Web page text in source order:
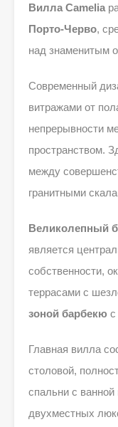
Вилла Camelia
Порто-Черво,
над знаменитым
Современный
витражами от
непрерывности
пространством.
между
гранитными
Великолепный
является
собственности,
террасами с
зоной барбекю
Главная вилла
столовой,
спальни с
двухместных